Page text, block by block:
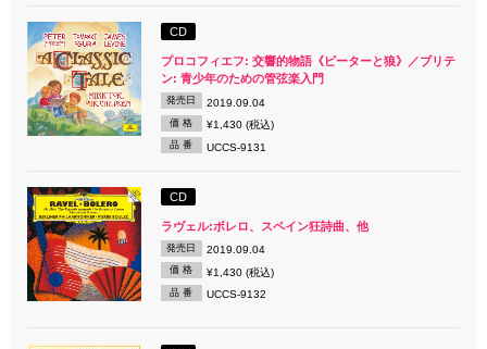
CD
プロコフィエフ: 交響的物語《ピーターと狼》／ブリテ
ン: 青少年のための管弦楽入門
発売日 2019.09.04
価 格 ¥1,430 (税込)
品 番 UCCS-9131
CD
ラヴェル:ボレロ、スペイン狂詩曲、他
発売日 2019.09.04
価 格 ¥1,430 (税込)
品 番 UCCS-9132